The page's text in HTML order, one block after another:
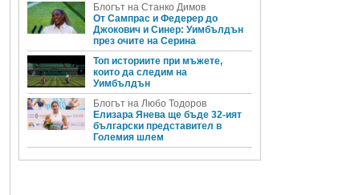
Блогът на Станко Димов
От Сампрас и Федерер до
Джокович и Синер: Уимбълдън
през очите на Серина
Топ историите при мъжете,
които да следим на
Уимбълдън
Блогът на Любо Тодоров
Елизара Янева ще бъде 32-ият
български представител в
Големия шлем